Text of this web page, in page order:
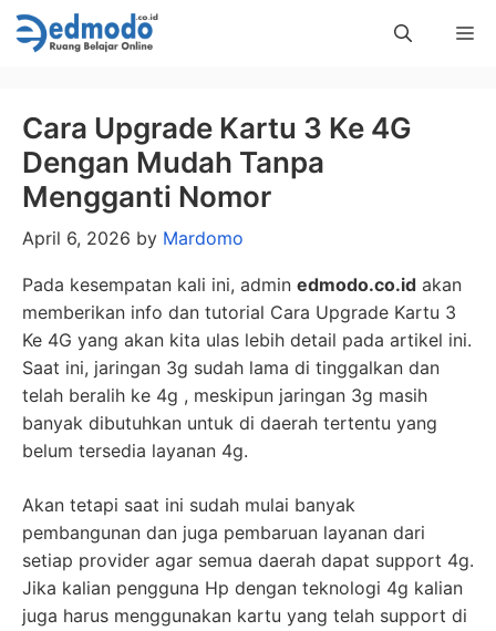
Skip
to
Cara Upgrade Kartu 3 Ke 4G
Dengan Mudah Tanpa
Mengganti Nomor
April 6, 2026 by Mardomo
Pada kesempatan kali ini, admin edmodo.co.id akan
memberikan info dan tutorial Cara Upgrade Kartu 3
Ke 4G yang akan kita ulas lebih detail pada artikel ini.
Saat ini, jaringan 3g sudah lama di tinggalkan dan
telah beralih ke 4g , meskipun jaringan 3g masih
banyak dibutuhkan untuk di daerah tertentu yang
belum tersedia layanan 4g.
Akan tetapi saat ini sudah mulai banyak
pembangunan dan juga pembaruan layanan dari
setiap provider agar semua daerah dapat support 4g.
Jika kalian pengguna Hp dengan teknologi 4g kalian
juga harus menggunakan kartu yang telah support di